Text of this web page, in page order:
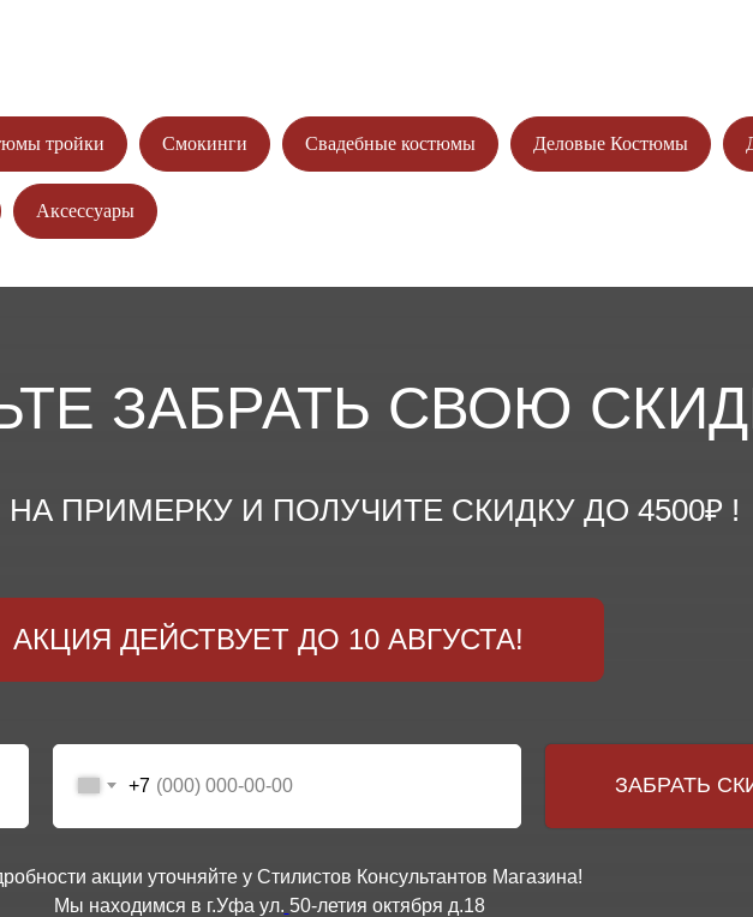
тройки Смокинги Свадебные костюмы Деловые Костюмы
Аксессуары
ПРИМЕРКУ И ПОЛУЧИТЕ СКИДКУ ДО 4500₽ !
ЗАБРАТЬ СВОЮ
АКЦИЯ ДЕЙСТВУЕТ ДО 10 АВГУСТА!
акции уточняйте у Стилистов Консультантов Магазина!
Мы находимся в г.Уфа ул. 50-летия октября д.18
+7 ЗАБРАТЬ